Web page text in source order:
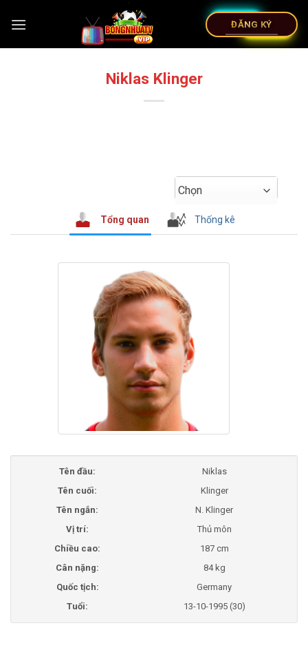
ĐĂNG KÝ
Niklas Klinger
Chọn
Tổng quan Thống kê
Tên đầu:
Niklas
Tên cuối:
Klinger
Tên ngắn:
N. Klinger
Vị trí:
Thủ môn
Chiều cao:
187 cm
Cân nặng:
84 kg
Quốc tịch:
Germany
Tuổi:
13-10-1995 (30)